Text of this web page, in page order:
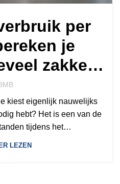
per
je
zakken
hebt
kiest eigenlijk nauwelijks
hebt? Het is een van de
tijdens het…
LEZEN